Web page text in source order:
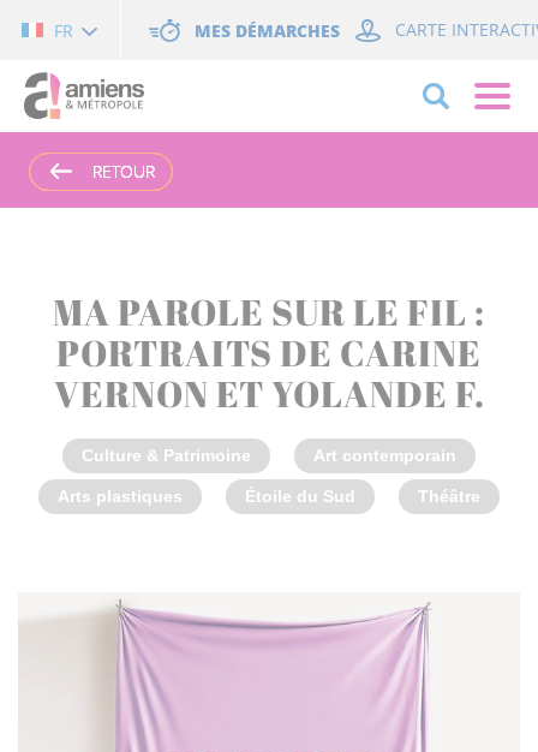
FR MES DÉMARCHES CARTE
RETOUR
RETOUR
RETOUR
RETOUR
MA PAROLE SUR LE FIL :
PORTRAITS DE CARINE
VERNON ET YOLANDE F.
Culture & Patrimoine Art contemporain
Arts plastiques Étoile du Sud Théâtre